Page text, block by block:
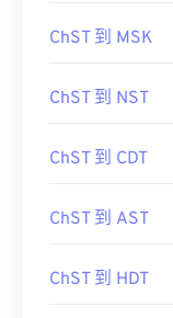
ChST 到 MSK
ChST 到 NST
ChST 到 CDT
ChST 到 AST
ChST 到 HDT